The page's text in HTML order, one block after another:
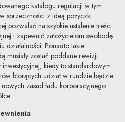
katalogu regulacji w tym
sprzeczności z ideą pożyczki
pozwalać na szybkie ustalenie treści
i zapewnić założycielom swobodę
działalności. Ponadto takie
musiały zostać poddane rewizji
kiedy to standardowym
biorących udział w rundzie będzie
zasad ładu korporacyjnego